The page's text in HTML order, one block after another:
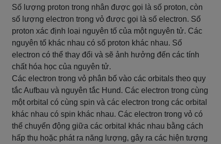
Số lượng proton trong nhân được gọi là số proton, còn
số lượng electron trong vỏ được gọi là số electron. Số
proton xác định loại nguyên tố của một nguyên tử. Các
nguyên tố khác nhau có số proton khác nhau. Số
electron có thể thay đổi và sẽ ảnh hưởng đến các tính
chất hóa học của nguyên tử.
Các electron trong vỏ phân bố vào các orbitals theo quy
tắc Aufbau và nguyên tắc Hund. Các electron trong cùng
một orbital có cùng spin và các electron trong các orbital
khác nhau có spin khác nhau. Các electron trong vỏ có
thể chuyển động giữa các orbital khác nhau bằng cách
hấp thụ hoặc phát ra năng lượng, gây ra các hiện tượng